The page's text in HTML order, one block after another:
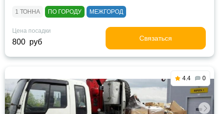
1 ТОННА ПО ГОРОДУ МЕЖГОРОД
Цена посадки
800 руб Связаться
4.4 0